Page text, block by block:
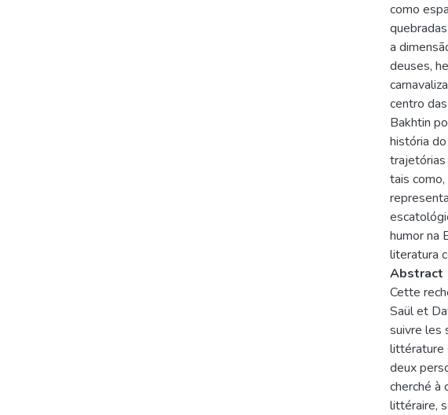
como
a
deuses,
centro
Bakhtin
história
trajetórias
tais
humor na
literatura
Abstract
Cette
Saül et
suivre les
littérature
deux
cherché à
littéraire,